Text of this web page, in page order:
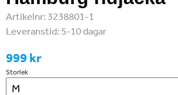
Artikelnr: 3238801-1
Leveranstid: 5-10 dagar
999 kr
Storlek